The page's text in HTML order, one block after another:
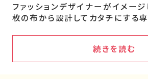
ファッションデザイナーがイメー
枚の布から設計してカタチにする
続きを読む